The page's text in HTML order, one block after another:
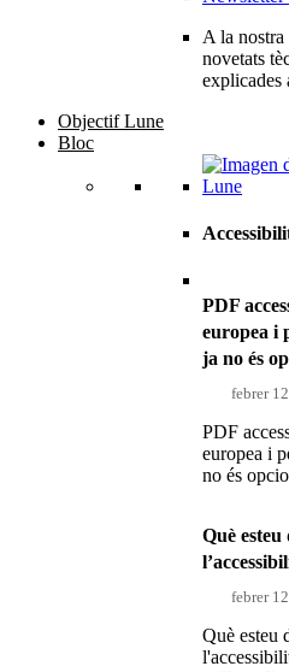
A la nostra
novetats
explicades
Objectif Lune
Bloc
PDF
europea i
ja no és
febrer
PDF
europea i
no és
Què
febrer
Què esteu